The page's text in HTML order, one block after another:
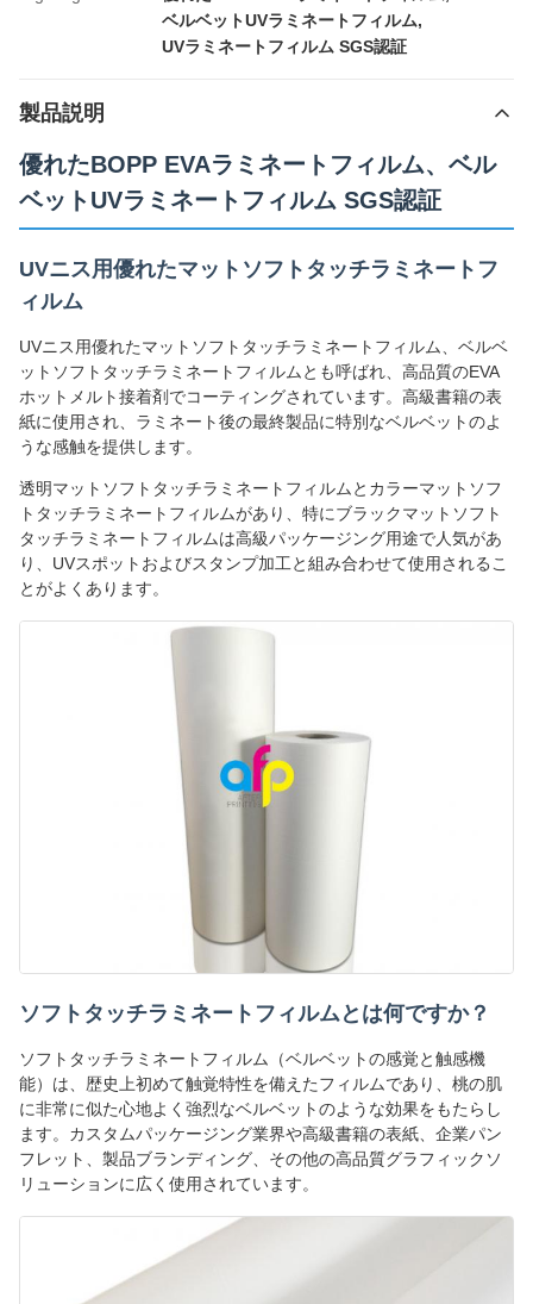
ベルベットUVラミネートフィルム,
UVラミネートフィルム SGS認証
製品説明
優れたBOPP EVAラミネートフィルム、ベル
ベットUVラミネートフィルム SGS認証
UVニス用優れたマットソフトタッチラミネートフ
ィルム
UVニス用優れたマットソフトタッチラミネートフィルム、ベルベ
ットソフトタッチラミネートフィルムとも呼ばれ、高品質のEVA
ホットメルト接着剤でコーティングされています。高級書籍の表
紙に使用され、ラミネート後の最終製品に特別なベルベットのよ
うな感触を提供します。
透明マットソフトタッチラミネートフィルムとカラーマットソフ
トタッチラミネートフィルムがあり、特にブラックマットソフト
タッチラミネートフィルムは高級パッケージング用途で人気があ
り、UVスポットおよびスタンプ加工と組み合わせて使用されるこ
とがよくあります。
ソフトタッチラミネートフィルムとは何ですか？
ソフトタッチラミネートフィルム（ベルベットの感覚と触感機
能）は、歴史上初めて触覚特性を備えたフィルムであり、桃の肌
に非常に似た心地よく強烈なベルベットのような効果をもたらし
ます。カスタムパッケージング業界や高級書籍の表紙、企業パン
フレット、製品ブランディング、その他の高品質グラフィックソ
リューションに広く使用されています。